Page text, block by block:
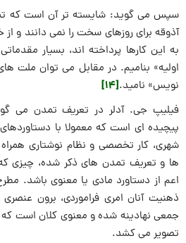
سپس می گوید: شایسته تر آن است که
آذوقه برای روزهای سخت را نمی دانند و از
به این کارها پرداخته اند، بسیار
اولیه» بنامیم. در مقابل می توان ملت
نویس» نامید.[14]
فیلیپ جی. آدلر در تعریف تمدن می
پیچیده ای است که معمولا با
شهری، کار تخصصی و نظام نوشتاری
ها و تعریف تمدن های ذکر شده، چیزی
اعم از دستاورد مادی یا معنوی باشد.
ذهنیت آنان امری فراموردی، برون
جمعی نهادینه شده و معنوی کلان است که
تصویر می کشد.